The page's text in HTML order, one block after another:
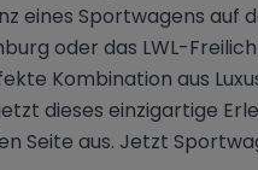
eines Sportwagens auf
oder das LWL-
Kombination aus
dieses einzigartige
Seite aus. Jetzt